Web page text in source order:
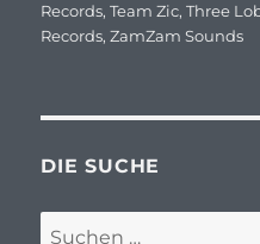
Records,Team Zic,Three
Records,ZamZam Sounds
DIE SUCHE
Suchen